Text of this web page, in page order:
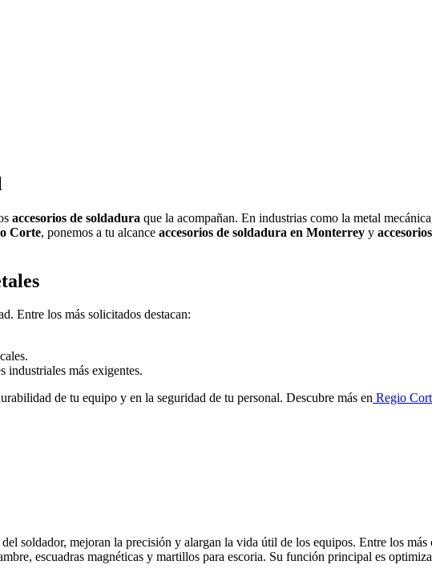
accesorios de soldadura que la acompañan. En industrias como la metal
Corte, ponemos a tu alcance accesorios de soldadura en Monterrey y
Entre los más solicitados destacan:
industriales más exigentes.
de tu equipo y en la seguridad de tu personal. Descubre más en Regio
soldador, mejoran la precisión y alargan la vida útil de los equipos. Entre los más
escuadras magnéticas y martillos para escoria. Su función principal es